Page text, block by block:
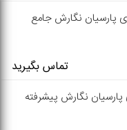
پارسیان نگارش جامع
تماس بگیرید
پارسیان نگارش پیشرفته